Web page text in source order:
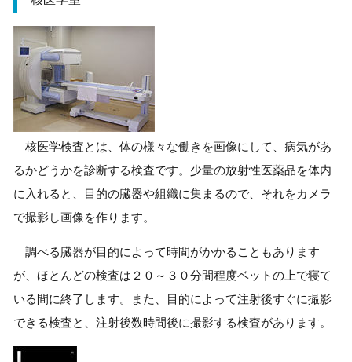
核医学検査とは、体の様々な働きを画像にして、病気があ
るかどうかを診断する検査です。少量の放射性医薬品を体内
に入れると、目的の臓器や組織に集まるので、それをカメラ
で撮影し画像を作ります。
調べる臓器が目的によって時間がかかることもあります
が、ほとんどの検査は２０～３０分間程度ベットの上で寝て
いる間に終了します。また、目的によって注射後すぐに撮影
できる検査と、注射後数時間後に撮影する検査があります。